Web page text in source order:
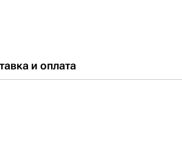
и оплата